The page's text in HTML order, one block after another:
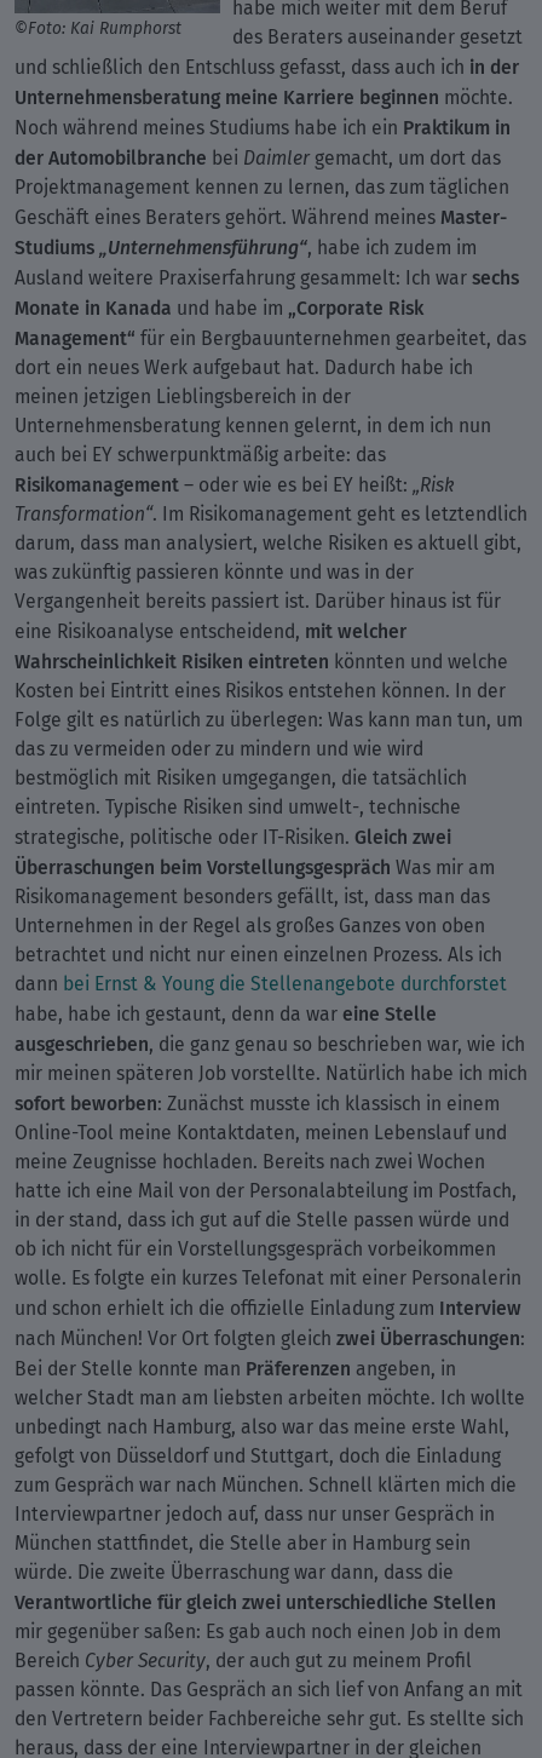
©Foto: Kai Rumphorst
habe mich weiter mit dem Beruf
des Beraters auseinander gesetzt
und schließlich den Entschluss gefasst, dass auch ich in der
Unternehmensberatung meine Karriere beginnen möchte.
Noch während meines Studiums habe ich ein Praktikum in
der Automobilbranche bei Daimler gemacht, um dort das
Projektmanagement kennen zu lernen, das zum täglichen
Geschäft eines Beraters gehört. Während meines Master-
Studiums„Unternehmensführung“, habe ich zudem im
Ausland weitere Praxiserfahrung gesammelt: Ich warsechs
Monate in Kanada und habe im „Corporate Risk
Management“ für ein Bergbauunternehmen gearbeitet, das
dort ein neues Werk aufgebaut hat. Dadurch habe ich
meinen jetzigen Lieblingsbereich in der
Unternehmensberatung kennen gelernt, in dem ich nun
auch bei EY schwerpunktmäßig arbeite: das
Risikomanagement– oder wie es bei EY heißt: „Risk
Transformation“. Im Risikomanagement geht es letztendlich
darum, dass man analysiert, welche Risiken es aktuell gibt,
was zukünftig passieren könnte und was in der
Vergangenheit bereits passiert ist. Darüber hinaus ist für
eine Risikoanalyse entscheidend, mit welcher
Wahrscheinlichkeit Risiken eintreten könnten und welche
Kosten bei Eintritt eines Risikos entstehen können. In der
Folge gilt es natürlich zu überlegen: Was kann man tun, um
das zu vermeiden oder zu mindern und wie wird
bestmöglich mit Risiken umgegangen, die tatsächlich
eintreten. Typische Risiken sind umwelt-, technische
strategische, politische oder IT-Risiken. Gleich zwei
Überraschungen beim Vorstellungsgespräch Was mir am
Risikomanagement besonders gefällt, ist, dass man das
Unternehmen in der Regel als großes Ganzes von oben
betrachtet und nicht nur einen einzelnen Prozess. Als ich
dann bei Ernst & Young die Stellenangebote durchforstet
habe, habe ich gestaunt, denn da wareine Stelle
ausgeschrieben, die ganz genau so beschrieben war, wie ich
mir meinen späteren Job vorstellte. Natürlich habe ich mich
sofort beworben: Zunächst musste ich klassisch in einem
Online-Tool meine Kontaktdaten, meinen Lebenslauf und
meine Zeugnisse hochladen. Bereits nach zwei Wochen
hatte ich eine Mail von der Personalabteilung im Postfach,
in der stand, dass ich gut auf die Stelle passen würde und
ob ich nicht für ein Vorstellungsgespräch vorbeikommen
wolle. Es folgte ein kurzes Telefonat mit einer Personalerin
und schon erhielt ich die offizielle Einladung zum Interview
nach München! Vor Ort folgten gleich zwei Überraschungen:
Bei der Stelle konnte man Präferenzen angeben, in
welcher Stadt man am liebsten arbeiten möchte. Ich wollte
unbedingt nach Hamburg, also war das meine erste Wahl,
gefolgt von Düsseldorf und Stuttgart, doch die Einladung
zum Gespräch war nach München. Schnell klärten mich die
Interviewpartner jedoch auf, dass nur unser Gespräch in
München stattfindet, die Stelle aber in Hamburg sein
würde. Die zweite Überraschung war dann, dass die
Verantwortliche für gleich zwei unterschiedliche Stellen
mir gegenüber saßen: Es gab auch noch einen Job in dem
Bereich Cyber Security, der auch gut zu meinem Profil
passen könnte. Das Gespräch an sich lief von Anfang an mit
den Vertretern beider Fachbereiche sehr gut. Es stellte sich
heraus, dass der eine Interviewpartner in der gleichen